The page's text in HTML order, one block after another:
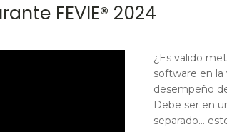
FEVIE® 2024
¿Es valido
software en la
desempeño
Debe ser en
separado...